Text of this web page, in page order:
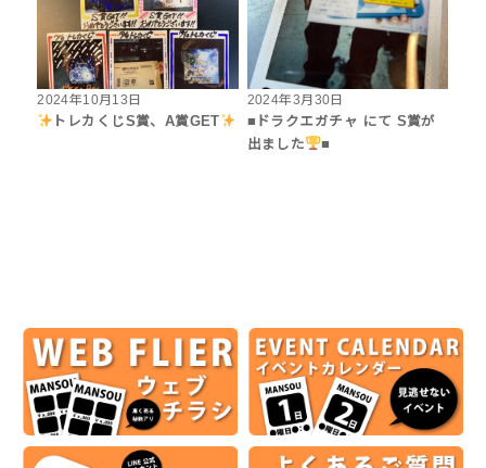
2024年10月13日
トレカくじS賞、A賞GET
2024年3月30日
■ドラクエガチャ にて S賞が
出ました
■